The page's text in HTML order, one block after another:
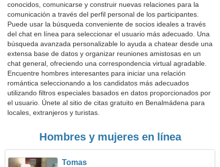
conocidos, comunicarse y construir nuevas relaciones para la
comunicación a través del perfil personal de los participantes.
Puede usar la búsqueda conveniente de socios ideales a través
del chat en línea para seleccionar el usuario más adecuado. Una
búsqueda avanzada personalizable lo ayuda a chatear desde una
extensa base de datos y organizar reuniones amistosas en un
chat general, ofreciendo una correspondencia virtual agradable.
Encuentre hombres interesantes para iniciar una relación
romántica seleccionando a los candidatos más adecuados
utilizando filtros especiales basados en datos proporcionados por
el usuario. Únete al sitio de citas gratuito en Benalmádena para
locales, extranjeros y turistas.
Hombres y mujeres en línea
Tomas